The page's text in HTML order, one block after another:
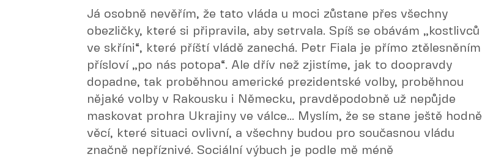
Já osobně nevěřím, že tato vláda u moci zůstane přes všechny
obezličky, které si připravila, aby setrvala. Spíš se obávám „kostlivců
ve skříni“, které příští vládě zanechá. Petr Fiala je přímo ztělesněním
přísloví „po nás potopa“. Ale dřív než zjistíme, jak to doopravdy
dopadne, tak proběhnou americké prezidentské volby, proběhnou
nějaké volby v Rakousku i Německu, pravděpodobně už nepůjde
maskovat prohra Ukrajiny ve válce... Myslím, že se stane ještě hodně
věcí, které situaci ovlivní, a všechny budou pro současnou vládu
značně nepříznivé. Sociální výbuch je podle mě méně